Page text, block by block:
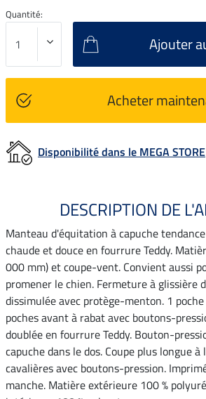
Quantité:
Ajouter
Acheter
Disponibilité dans le MEGA STORE
DESCRIPTION DE
Manteau d'équitation à capuche
chaude et douce en fourrure Teddy.
000 mm) et coupe-vent. Convient aussi
promener le chien. Fermeture à glissière
dissimulée avec protège-menton. 1
poches avant à rabat avec boutons-
doublée en fourrure Teddy. Bouton-
capuche dans le dos. Coupe plus longue
cavalières avec boutons-pression.
manche. Matière extérieure 100 %